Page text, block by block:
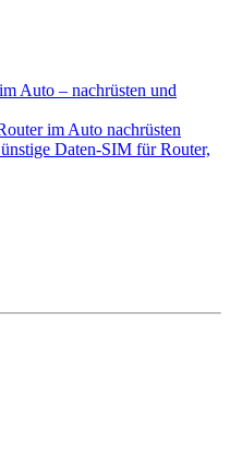
Auto – nachrüsten und
im Auto nachrüsten
Daten-SIM für Router,